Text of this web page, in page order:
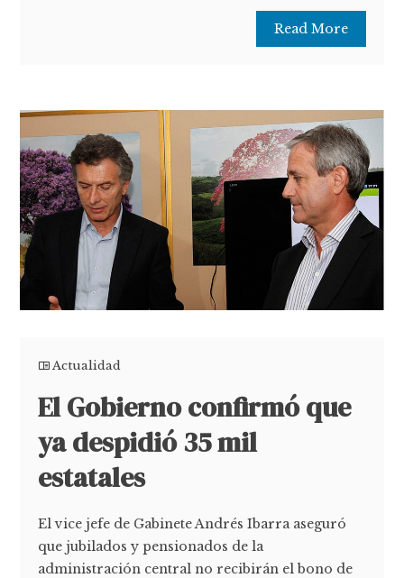
Read More
Actualidad
El Gobierno confirmó que
ya despidió 35 mil
estatales
El vice jefe de Gabinete Andrés Ibarra aseguró
que jubilados y pensionados de la
administración central no recibirán el bono de